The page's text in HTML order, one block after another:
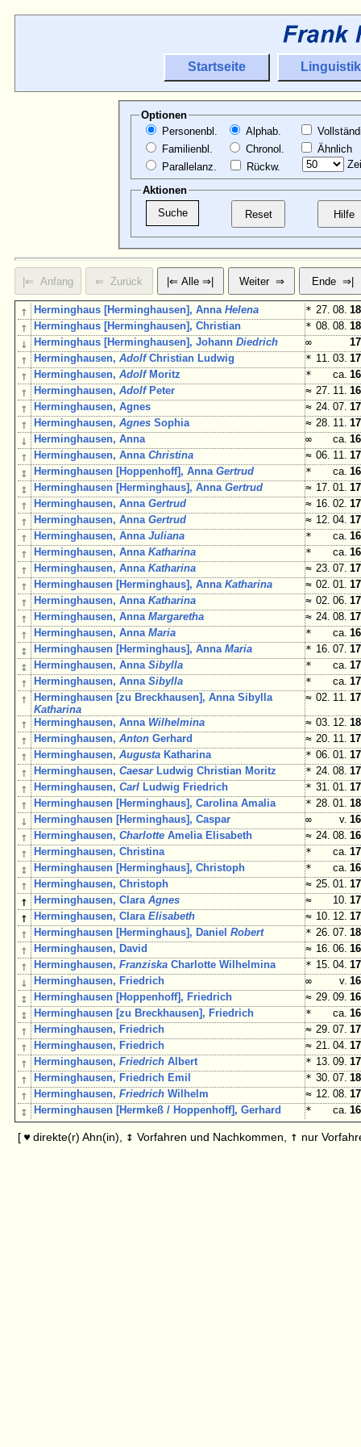
Startseite Linguistik
Optionen
Personenbl.
Familienbl.
Parallelanz.
Alphab.
Chronol.
Rückw.
Ähnlich
Aktionen
↑ Herminghaus [Herminghausen], AnnaHelena * 27. 08.
↑ Herminghaus [Herminghausen], Christian * 08. 08.
↓ Herminghaus [Herminghausen], JohannDiedrich ∞
↑ Herminghausen,AdolfChristian Ludwig * 11. 03.
↑ Herminghausen,AdolfMoritz * ca.
↑ Herminghausen,AdolfPeter ≈ 27. 11.
↑ Herminghausen, Agnes ≈ 24. 07.
↑ Herminghausen,Agnes Sophia ≈ 28. 11.
↓ Herminghausen, Anna ∞ ca.
↑ Herminghausen, AnnaChristina ≈ 06. 11.
↕ Herminghausen [Hoppenhoff], AnnaGertrud * ca.
↕ Herminghausen [Herminghaus], AnnaGertrud ≈ 17. 01.
↑ Herminghausen, AnnaGertrud ≈ 16. 02.
↑ Herminghausen, AnnaGertrud ≈ 12. 04.
↑ Herminghausen, AnnaJuliana * ca.
↑ Herminghausen, AnnaKatharina * ca.
↑ Herminghausen, AnnaKatharina ≈ 23. 07.
↑ Herminghausen [Herminghaus], AnnaKatharina ≈ 02. 01.
↑ Herminghausen, AnnaKatharina ≈ 02. 06.
↑ Herminghausen, AnnaMargaretha ≈ 24. 08.
↑ Herminghausen, AnnaMaria * ca.
↕ Herminghausen [Herminghaus], AnnaMaria * 16. 07.
↕ Herminghausen, AnnaSibylla * ca.
↑ Herminghausen, AnnaSibylla * ca.
↑
Herminghausen [zu Breckhausen], Anna Sibylla
Katharina
≈ 02. 11.
↑ Herminghausen, Anna Wilhelmina ≈ 03. 12.
↑ Herminghausen,Anton Gerhard ≈ 20. 11.
↑ Herminghausen,Augusta Katharina * 06. 01.
↑ Herminghausen,CaesarLudwig Christian Moritz * 24. 08.
↑ Herminghausen,Carl Ludwig Friedrich * 31. 01.
↑ Herminghausen [Herminghaus], Carolina Amalia * 28. 01.
↓ Herminghausen [Herminghaus], Caspar ∞ v.
↑ Herminghausen,Charlotte Amelia Elisabeth ≈ 24. 08.
↑ Herminghausen, Christina * ca.
↕ Herminghausen [Herminghaus], Christoph * ca.
↑ Herminghausen, Christoph ≈ 25. 01.
↑ Herminghausen, ClaraAgnes ≈ 10.
↑ Herminghausen, ClaraElisabeth ≈ 10. 12.
↑ Herminghausen [Herminghaus], DanielRobert * 26. 07.
↑ Herminghausen, David ≈ 16. 06.
↑ Herminghausen,Franziska Charlotte Wilhelmina * 15. 04.
↓ Herminghausen, Friedrich ∞ v.
↕ Herminghausen [Hoppenhoff], Friedrich ≈ 29. 09.
↕ Herminghausen [zu Breckhausen], Friedrich * ca.
↑ Herminghausen, Friedrich ≈ 29. 07.
↑ Herminghausen, Friedrich ≈ 21. 04.
↑ Herminghausen,Friedrich Albert * 13. 09.
↑ Herminghausen, Friedrich Emil * 30. 07.
↑ Herminghausen,Friedrich Wilhelm ≈ 12. 08.
↕ Herminghausen [Hermkeß / Hoppenhoff], Gerhard * ca.
[ ♥ direkte(r) Ahn(in), ↕ Vorfahren und Nachkommen, ↑ nur